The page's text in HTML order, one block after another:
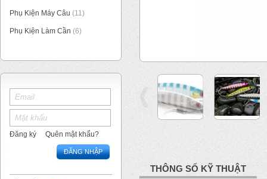
Phụ Kiện Máy Câu (11)
Phụ Kiện Làm Cần (6)
Đăng ký Quên mật khẩu?
ĐĂNG NHẬP
THÔNG SỐ KỸ THUẬT